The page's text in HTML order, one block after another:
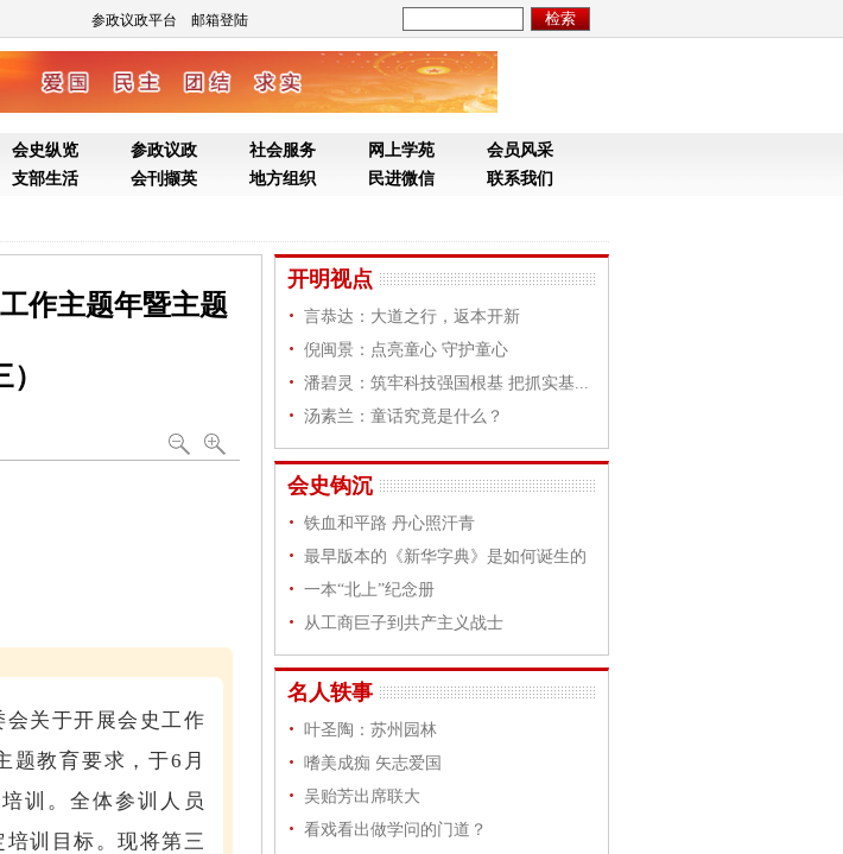
参政议政平台 邮箱登陆
会史纵览 参政议政 社会服务 网上学苑
会员风采
支部生活 会刊撷英 地方组织 民进微信 联系我们
作主题年暨主题
关于开展会史工作
题教育要求，于6月
训。全体参训人员
训目标。现将第三
开明视点
言恭达：大道之行，返本开新
倪闽景：点亮童心 守护童心
潘碧灵：筑牢科技强国根基 把抓实基...
汤素兰：童话究竟是什么？
会史钩沉
铁血和平路 丹心照汗青
最早版本的《新华字典》是如何诞生的
一本“北上”纪念册
从工商巨子到共产主义战士
名人轶事
叶圣陶：苏州园林
嗜美成痴 矢志爱国
吴贻芳出席联大
看戏看出做学问的门道？